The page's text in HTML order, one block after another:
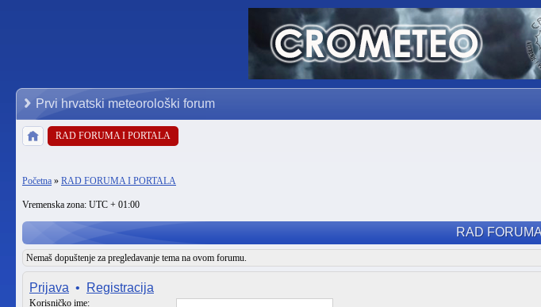
Prvi hrvatski meteorološki forum
RAD FORUMA I PORTALA
Početna » RAD FORUMA I PORTALA
Vremenska zona: UTC + 01:00
RAD
Nemaš dopuštenje za pregledavanje tema na ovom forumu.
Prijava • Registracija
Korisničko ime: